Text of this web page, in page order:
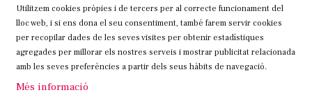
Sitemap Avís Legal Ús de Cookies Contacteu
Link a instagram
Link a twitter
Link a facebook
Utilitzem cookies pròpies i de tercers per al correcte funcionament del
lloc web, i si ens dona el seu consentiment, també farem servir cookies
per recopilar dades de les seves visites per obtenir estadístiques
agregades per millorar els nostres serveis i mostrar publicitat relacionada
amb les seves preferències a partir dels seus hàbits de navegació.
Més informació